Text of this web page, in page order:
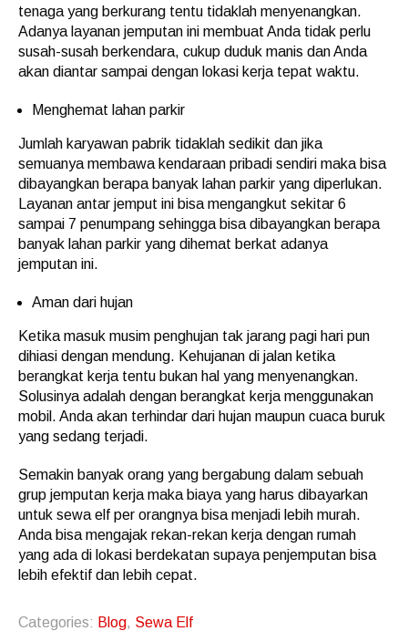
tenaga yang berkurang tentu tidaklah menyenangkan.
Adanya layanan jemputan ini membuat Anda tidak perlu
susah-susah berkendara, cukup duduk manis dan Anda
akan diantar sampai dengan lokasi kerja tepat waktu.
Menghemat lahan parkir
Jumlah karyawan pabrik tidaklah sedikit dan jika
semuanya membawa kendaraan pribadi sendiri maka bisa
dibayangkan berapa banyak lahan parkir yang diperlukan.
Layanan antar jemput ini bisa mengangkut sekitar 6
sampai 7 penumpang sehingga bisa dibayangkan berapa
banyak lahan parkir yang dihemat berkat adanya
jemputan ini.
Aman dari hujan
Ketika masuk musim penghujan tak jarang pagi hari pun
dihiasi dengan mendung. Kehujanan di jalan ketika
berangkat kerja tentu bukan hal yang menyenangkan.
Solusinya adalah dengan berangkat kerja menggunakan
mobil. Anda akan terhindar dari hujan maupun cuaca buruk
yang sedang terjadi.
Semakin banyak orang yang bergabung dalam sebuah
grup jemputan kerja maka biaya yang harus dibayarkan
untuk sewa elf per orangnya bisa menjadi lebih murah.
Anda bisa mengajak rekan-rekan kerja dengan rumah
yang ada di lokasi berdekatan supaya penjemputan bisa
lebih efektif dan lebih cepat.
Categories: Blog, Sewa Elf